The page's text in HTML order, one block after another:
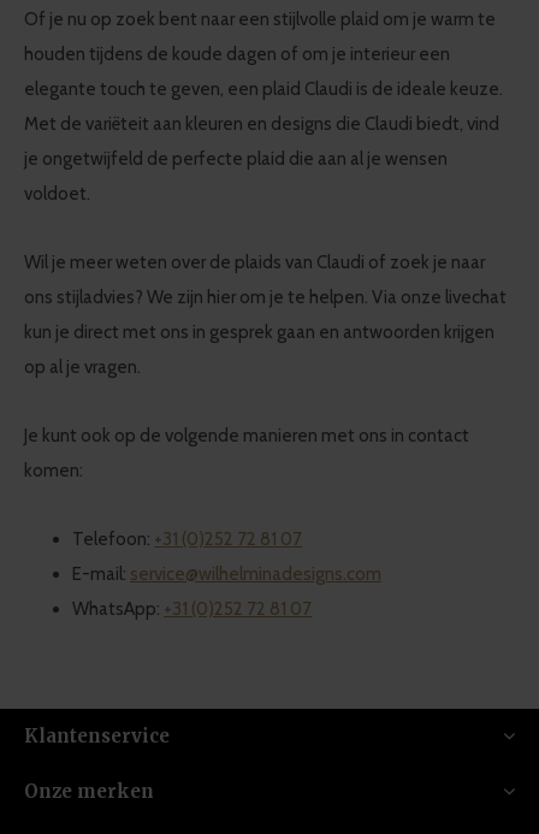
Of je nu op zoek bent naar een stijlvolle plaid om je warm te
houden tijdens de koude dagen of om je interieur een
elegante touch te geven, een plaid Claudi is de ideale keuze.
Met de variëteit aan kleuren en designs die Claudi biedt, vind
je ongetwijfeld de perfecte plaid die aan al je wensen
voldoet.
Wil je meer weten over de plaids van Claudi of zoek je naar
ons stijladvies? We zijn hier om je te helpen. Via onze livechat
kun je direct met ons in gesprek gaan en antwoorden krijgen
op al je vragen.
Je kunt ook op de volgende manieren met ons in contact
komen:
Telefoon: +31 (0)252 72 81 07
E-mail: service@wilhelminadesigns.com
WhatsApp: +31 (0)252 72 81 07
Klantenservice
Onze merken